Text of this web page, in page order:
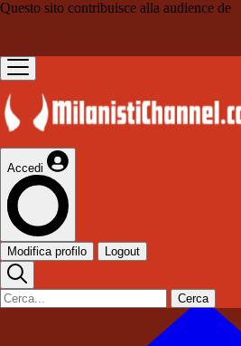
Questo sito contribuisce alla audience de
Accedi
Modifica profilo Logout
Cerca